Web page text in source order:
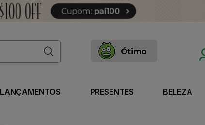
LANÇAMENTOS PRESENTES BELEZA